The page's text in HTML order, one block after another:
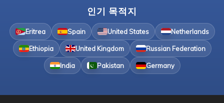
인기 목적지
Eritrea Spain United States Netherlands
Ethiopia United Kingdom Russian Federation
India Pakistan Germany